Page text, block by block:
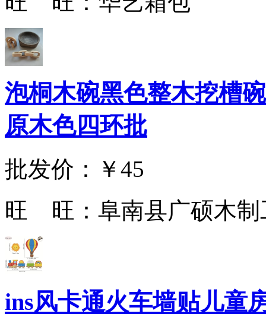
泡桐木碗黑色整木挖槽
原木色四环批
批发价：
￥45
旺 旺： 阜南县广硕木
ins风卡通火车墙贴儿童